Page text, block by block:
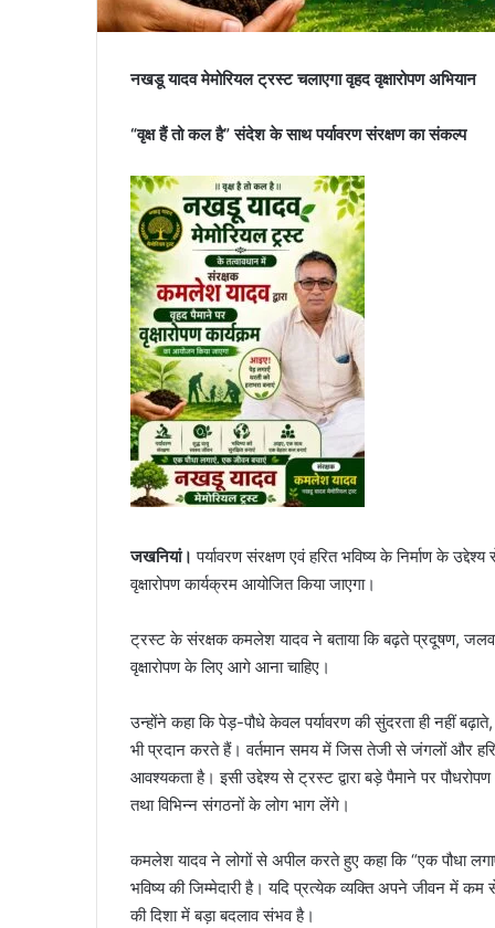
नखडू यादव मेमोरियल ट्रस्ट चलाएगा वृहद वृक्षारोपण अभियान
“वृक्ष हैं तो कल है” संदेश के साथ पर्यावरण संरक्षण का संकल्प
जखनियां। पर्यावरण संरक्षण एवं हरित भविष्य के निर्माण के
वृक्षारोपण कार्यक्रम आयोजित किया जाएगा।
ट्रस्ट के संरक्षक कमलेश यादव ने बताया कि बढ़ते प्रदूषण,
वृक्षारोपण के लिए आगे आना चाहिए।
उन्होंने कहा कि पेड़-पौधे केवल पर्यावरण की सुंदरता ही नहीं
भी प्रदान करते हैं। वर्तमान समय में जिस तेजी से जंगलों और
आवश्यकता है। इसी उद्देश्य से ट्रस्ट द्वारा बड़े पैमाने पर
तथा विभिन्न संगठनों के लोग भाग लेंगे।
कमलेश यादव ने लोगों से अपील करते हुए कहा कि “एक पौधा
भविष्य की जिम्मेदारी है। यदि प्रत्येक व्यक्ति अपने जीवन में
की दिशा में बड़ा बदलाव संभव है।